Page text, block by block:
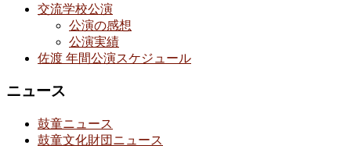
交流学校公演
公演の感想
公演実績
佐渡 年間公演スケジュール
ニュース
鼓童ニュース
鼓童文化財団ニュース